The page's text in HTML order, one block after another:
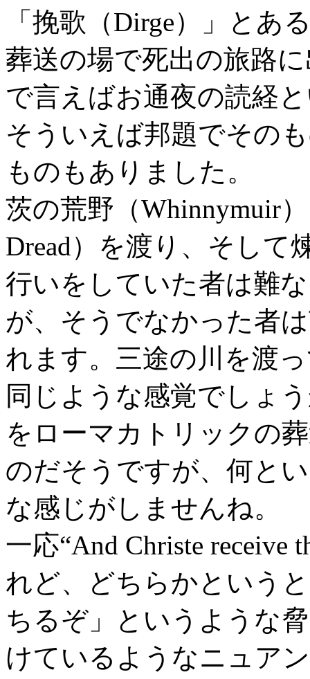
「挽歌（Dirge）」とあ
葬送の場で死出の旅路
で言えばお通夜の読経
そういえば邦題でその
ものもありました。
茨の荒野（Whinnymuir
Dread）を渡り、そして
行いをしていた者は難
が、そうでなかった者
れます。三途の川を渡
同じような感覚でしょ
をローマカトリックの
のだそうですが、何と
な感じがしませんね。
一応“And Christe receive
れど、どちらかという
ちるぞ」というような
けているようなニュア